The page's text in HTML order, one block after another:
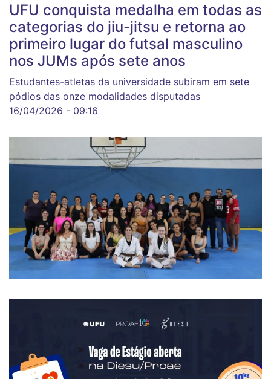
UFU conquista medalha em todas as
categorias do jiu-jitsu e retorna ao
primeiro lugar do futsal masculino
nos JUMs após sete anos
Estudantes-atletas da universidade subiram em sete
pódios das onze modalidades disputadas
16/04/2026 - 09:16